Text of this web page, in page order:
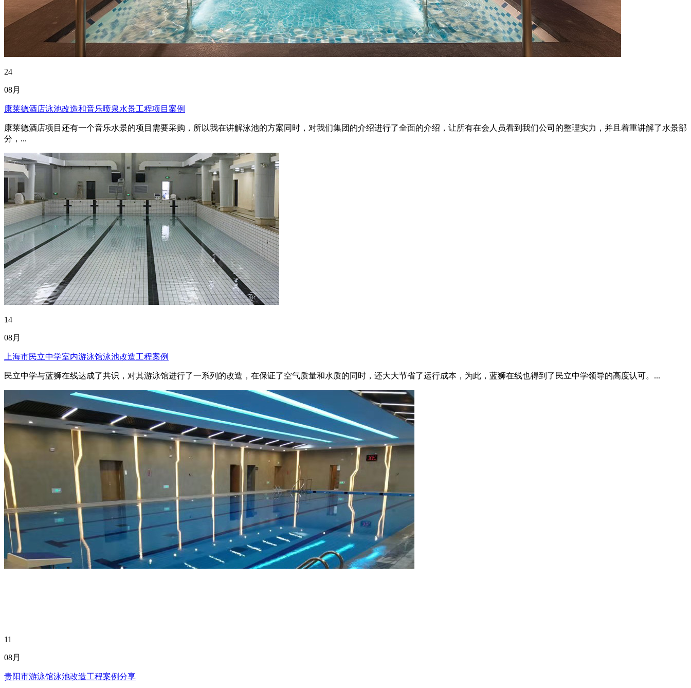
24
08月
康莱德酒店泳池改造和音乐喷泉水景工程项目案例
康莱德酒店项目还有一个音乐水景的项目需要采购，所以我在讲解泳池的方案同时，对我们集团的介绍进行了全面的介绍，让所有在会人员看到我们公司的整理实力，并且着重讲解了水景部
分，...
14
08月
上海市民立中学室内游泳馆泳池改造工程案例
民立中学与蓝狮在线达成了共识，对其游泳馆进行了一系列的改造，在保证了空气质量和水质的同时，还大大节省了运行成本，为此，蓝狮在线也得到了民立中学领导的高度认可。...
11
08月
贵阳市游泳馆泳池改造工程案例分享